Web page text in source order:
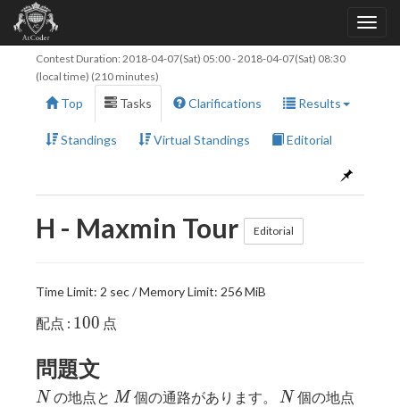
Contest Duration: 2018-04-07(Sat) 05:00-2018-04-07(Sat) 08:30
(local time) (210 minutes)
Top Tasks Clarifications Results
Standings Virtual Standings Editorial
H - Maxmin Tour Editorial
Time Limit: 2 sec / Memory Limit: 256 MiB
配点 : 100
100 点
問題文
N
N の地点と M
M 個の通路があります。 N
N 個の地点